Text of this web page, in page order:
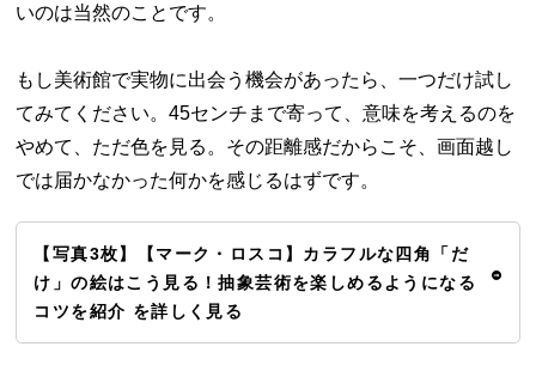
いのは当然のことです。
もし美術館で実物に出会う機会があったら、一つだけ試し
てみてください。45センチまで寄って、意味を考えるのを
やめて、ただ色を見る。その距離感だからこそ、画面越し
では届かなかった何かを感じるはずです。
【写真3枚】【マーク・ロスコ】カラフルな四角「だ
け」の絵はこう見る！抽象芸術を楽しめるようになる
コツを紹介 を詳しく見る